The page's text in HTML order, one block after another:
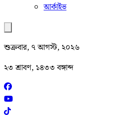
আর্কাইভ
শুক্রবার, ৭ আগস্ট, ২০২৬
২৩ শ্রাবণ, ১৪৩৩ বঙ্গাব্দ